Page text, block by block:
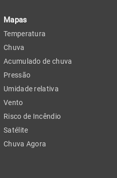
Mapas
Temperatura
Chuva
Acumulado de chuva
Pressão
Umidade relativa
Vento
Risco de Incêndio
Satélite
Chuva Agora